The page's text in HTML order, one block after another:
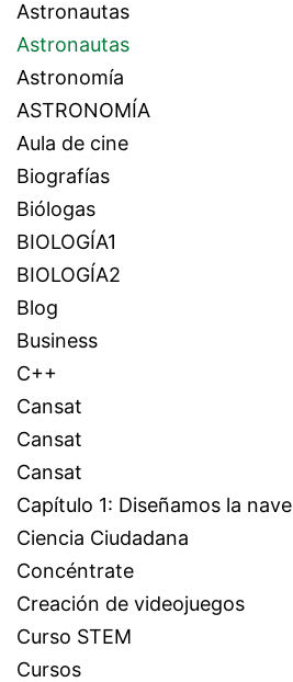
Astronautas
Astronautas
Astronomía
ASTRONOMÍA
Aula de cine
Biografías
Biólogas
BIOLOGÍA1
BIOLOGÍA2
Blog
Business
C++
Cansat
Cansat
Cansat
Capítulo 1: Diseñamos la nave
Ciencia Ciudadana
Concéntrate
Creación de videojuegos
Curso STEM
Cursos